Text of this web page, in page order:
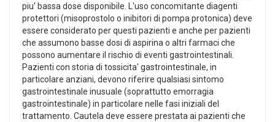
piu' bassa dose disponibile. L'uso concomitante diagenti
protettori (misoprostolo o inibitori di pompa protonica) deve
essere considerato per questi pazienti e anche per pazienti
che assumono basse dosi di aspirina o altri farmaci che
possono aumentare il rischio di eventi gastrointestinali.
Pazienti con storia di tossicita' gastrointestinale, in
particolare anziani, devono riferire qualsiasi sintomo
gastrointestinale inusuale (soprattutto emorragia
gastrointestinale) in particolare nelle fasi iniziali del
trattamento. Cautela deve essere prestata ai pazienti che